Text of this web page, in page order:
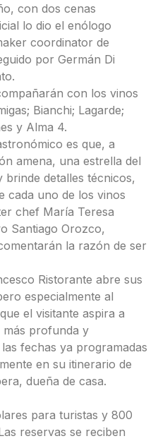
con dos cenas
lo dio el enólogo
coordinator de
por Germán Di
con los vinos
Bianchi; Lagarde;
y Alma 4.
es que, a
amena, una estrella del
detalles técnicos,
cada uno de los vinos
chef María Teresa
Santiago Orozco,
la razón de ser
Ristorante abre sus
especialmente al
el visitante aspira a
más profunda y
fechas ya programadas
en su itinerario de
dueña de casa.
para turistas y 800
reservas se reciben